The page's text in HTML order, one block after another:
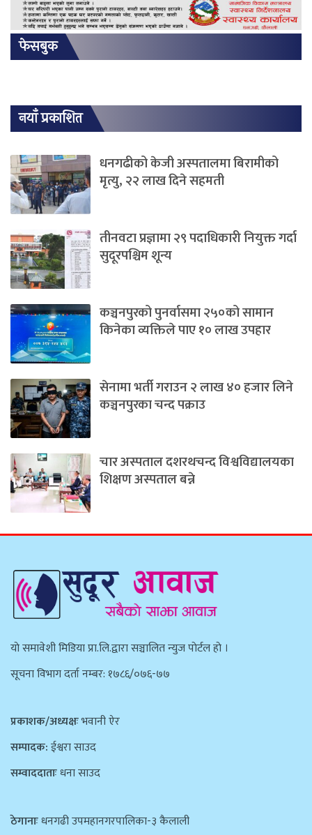
फेसबुक
नयाँ प्रकाशित
धनगढीको केजी अस्पतालमा बिरामीको
मृत्यु, २२ लाख दिने सहमती
तीनवटा प्रज्ञामा २९ पदाधिकारी नियुक्त गर्दा
सुदूरपश्चिम शून्य
कञ्चनपुरको पुनर्वासमा २५०को सामान
किनेका व्यक्तिले पाए १० लाख उपहार
सेनामा भर्ती गराउन २ लाख ४० हजार लिने
कञ्चनपुरका चन्द पक्राउ
चार अस्पताल दशरथचन्द विश्वविद्यालयका
शिक्षण अस्पताल बन्ने
याे समावेशी मिडिया प्रा.लि.द्वारा सञ्चालित न्युज पाेर्टल हाे ।
सूचना विभाग दर्ता नम्बर: १७८६/०७६-७७
प्रकाशक/अध्यक्षःभवानी ऐर
सम्पादक:ईश्वरा साउद
सम्वाददाताःधना साउद
ठेगानाःधनगढी उपमहानगरपालिका-३ कैलाली